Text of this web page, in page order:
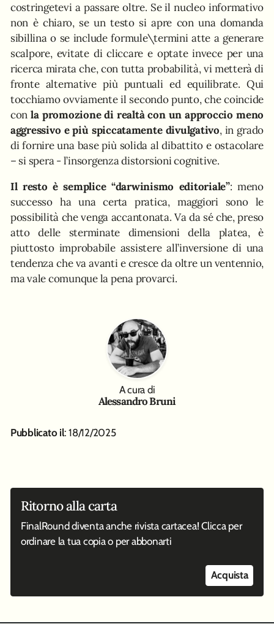
costringetevi a passare oltre. Se il nucleo informativo
non è chiaro, se un testo si apre con una domanda
sibillina o se include formule\termini atte a generare
scalpore, evitate di cliccare e optate invece per una
ricerca mirata che, con tutta probabilità, vi metterà di
fronte alternative più puntuali ed equilibrate. Qui
tocchiamo ovviamente il secondo punto, che coincide
conla promozione di realtà con un approccio meno
aggressivo e più spiccatamente divulgativo, in grado
di fornire una base più solida al dibattito e ostacolare
– si spera - l’insorgenza distorsioni cognitive.
Il resto è semplice “darwinismo editoriale”: meno
successo ha una certa pratica, maggiori sono le
possibilità che venga accantonata. Va da sé che, preso
atto delle sterminate dimensioni della platea, è
piuttosto improbabile assistere all’inversione di una
tendenza che va avanti e cresce da oltre un ventennio,
ma vale comunque la pena provarci.
A cura di
Alessandro Bruni
Pubblicato il: 18/12/2025
Ritorno alla carta
FinalRound diventa anche rivista cartacea! Clicca per
ordinare la tua copia o per abbonarti
Acquista